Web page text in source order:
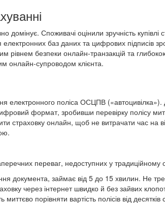
домінує. Споживачі оцінили зручність
електронних баз даних та цифрових підписів
безпеки онлайн-транзакцій та
онлайн-супроводом клієнта.
електронного поліса ОСЦПВ
формат, зробивши перевірку полісу
страховку онлайн, щоб не витрачати час на
переваг, недоступних у
документа, займає від 5 до 15 хвилин. Не
через інтернет швидко й без зайвих
порівняти вартість полісів від